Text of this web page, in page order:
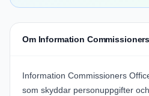
Om Information
Information Commissioners
som skyddar personuppgifter